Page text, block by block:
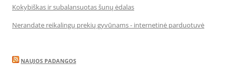
Kokybiškas ir subalansuotas šunų ėdalas
Nerandate reikalingų prekių gyvūnams - internetinė parduotuvė
NAUJOS PADANGOS